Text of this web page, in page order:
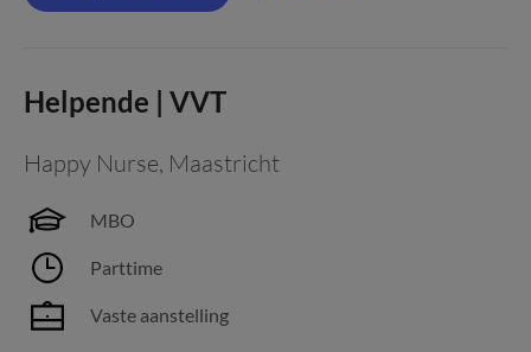
Helpende | VVT
Happy Nurse, Maastricht
MBO
Parttime
Vaste aanstelling